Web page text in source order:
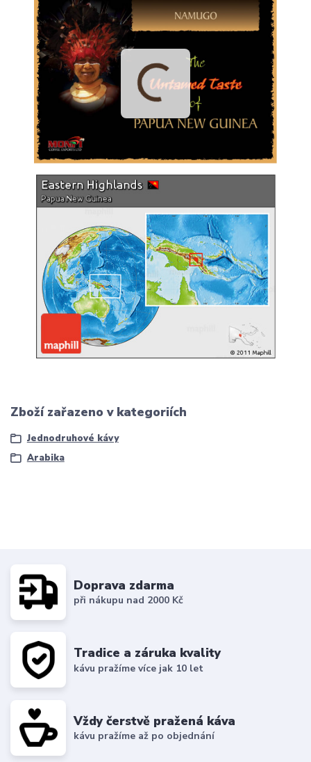
Zboží zařazeno v kategoriích
Jednodruhové kávy
Arabika
Doprava zdarma
při nákupu nad 2000 Kč
Tradice a záruka kvality
kávu pražíme více jak 10 let
Vždy čerstvě pražená káva
kávu pražíme až po objednání